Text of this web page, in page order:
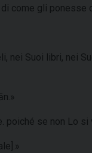
come gli
nei Suoi libri, nei
se non Lo